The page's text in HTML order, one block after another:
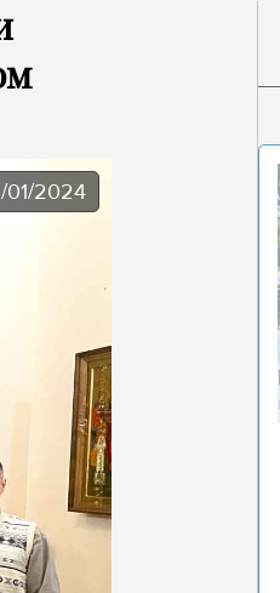
01/2024